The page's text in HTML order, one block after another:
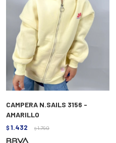
CAMPERA N.SAILS 3156 -
AMARILLO
$ 1.432 $ 1.790